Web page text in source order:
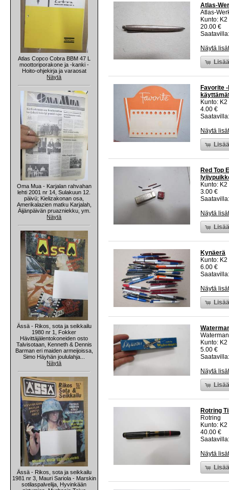
Atlas Copco Cobra BBM 47 L
moottoriporakone ja -kanki -
Hoito-ohjekirja ja varaosat
Näytä
Oma Mua - Karjalan rahvahan
lehti 2001 nr 14, Sulakuun 12.
päivü; Kielizakonan osa,
Amerikalazien matku Karjalah,
Äijänpäivän pruazniekku, ym.
Näytä
Ässä - Rikos, sota ja seikkailu
1980 nr 1, Fokker
Hävittäjälentokoneiden osto
Talvisotaan, Kenneth & Dennis
Barman eri maiden armeijoissa,
Simo Häyhän joululahja...
Näytä
Ässä - Rikos, sota ja seikkailu
1981 nr 3, Mauri Sariola - Marskin
sotilaspalvelija, Hyvinkään
Atlas-
Atlas-
Kunto:
20.00 €
Näytä
Favorite
Kunto:
4.00 €
Näytä
Red Top
Kunto:
3.00 €
Näytä
Kynäerä
Kunto:
6.00 €
Näytä
Waterman
Kunto:
5.00 €
Näytä
Rotring
Rotring
Kunto:
40.00 €
Näytä